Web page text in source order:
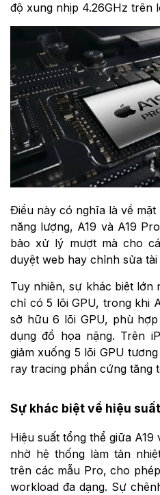
độ xung nhịp 4.26GHz trên
Điều này có nghĩa là về
năng lượng, A19 và A19
bảo xử lý mượt mà cho
duyệt web hay chỉnh sửa tài
Tuy nhiên, sự khác biệt lớn
chỉ có 5 lõi GPU, trong khi
sở hữu 6 lõi GPU, phù
dụng đồ họa nặng. Trên
giảm xuống 5 lõi GPU
ray tracing phần cứng tăng
Sự khác biệt về hiệu suất
Hiệu suất tổng thể giữa
nhờ hệ thống làm tản
trên các mẫu Pro, cho
workload đa dạng. Sự